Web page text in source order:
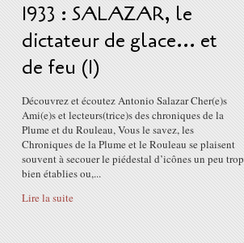
1933 : SALAZAR, le
dictateur de glace... et
de feu (1)
Découvrez et écoutez Antonio Salazar Cher(e)s
Ami(e)s et lecteurs(trice)s des chroniques de la
Plume et du Rouleau, Vous le savez, les
Chroniques de la Plume et le Rouleau se plaisent
souvent à secouer le piédestal d’icônes un peu trop
bien établies ou,...
Lire la suite